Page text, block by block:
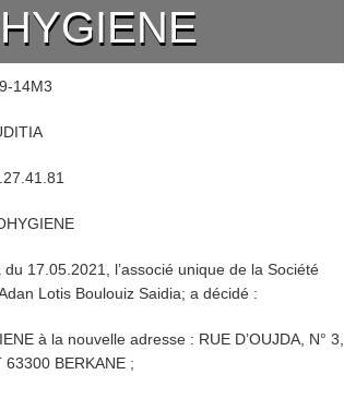
14M3
17.05.2021, l’associé unique de la Société
Lotis Boulouiz Saidia; a décidé :
à la nouvelle adresse : RUE D’OUJDA, N° 3,
63300 BERKANE ;